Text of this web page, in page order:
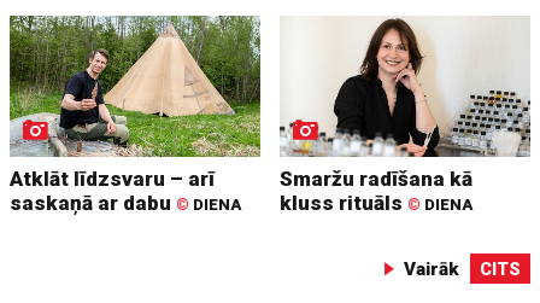
Atklāt līdzsvaru – arī
saskaņā ar dabu © DIENA
Smaržu radīšana kā
kluss rituāls © DIENA
Vairāk CITS